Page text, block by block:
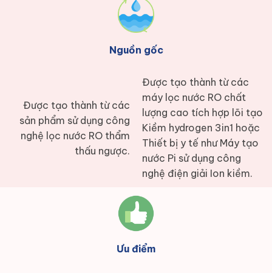
Được tạo thành từ các
sản phẩm sử dụng công
nghệ lọc nước RO thẩm
thấu ngược.
Nguồn gốc
Được tạo thành từ các
máy lọc nước RO chất
lượng cao tích hợp lõi tạo
Kiềm hydrogen 3in1 hoặc
Thiết bị y tế như Máy tạo
nước Pi sử dụng công
nghệ điện giải Ion kiềm.
Ưu điểm